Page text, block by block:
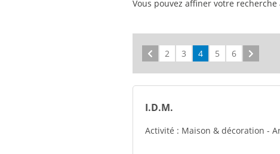
Vous pouvez affiner votre recherche
Précédent
2 3 4 5 6
I.D.M.
Activité : Maison & décoration -